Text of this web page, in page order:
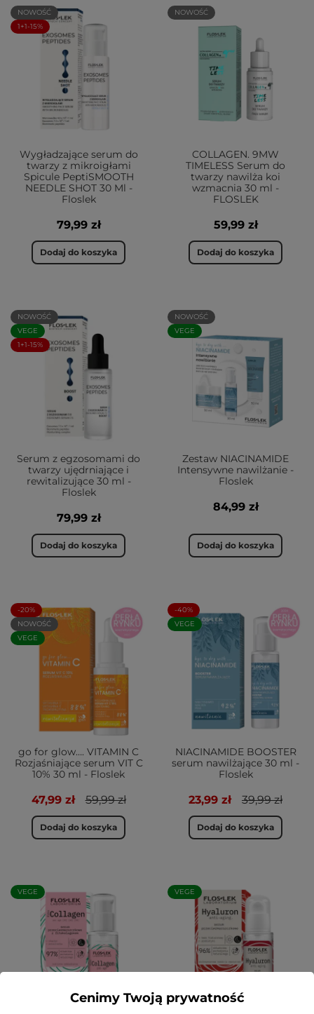
NOWOŚĆ
1+1-15%
Wygładzające serum do
twarzy z mikroigłami
Spicule PeptiSMOOTH
NEEDLE SHOT 30 Ml -
Floslek
79,99 zł
Dodaj do koszyka
NOWOŚĆ
COLLAGEN. 9MW
TIMELESS Serum do
twarzy nawilża koi
wzmacnia 30 ml -
FLOSLEK
59,99 zł
Dodaj do koszyka
NOWOŚĆ
VEGE
1+1-15%
Serum z egzosomami do
twarzy ujędrniające i
rewitalizujące 30 ml -
Floslek
79,99 zł
Dodaj do koszyka
NOWOŚĆ
VEGE
Zestaw NIACINAMIDE
Intensywne nawilżanie -
Floslek
84,99 zł
Dodaj do koszyka
-20%
NOWOŚĆ
VEGE
go for glow…. VITAMIN C
Rozjaśniające serum VIT C
10% 30 ml - Floslek
47,99 zł 59,99 zł
Dodaj do koszyka
-40%
VEGE
NIACINAMIDE BOOSTER
serum nawilżające 30 ml -
Floslek
23,99 zł 39,99 zł
Dodaj do koszyka
VEGE VEGE
Cenimy Twoją prywatność